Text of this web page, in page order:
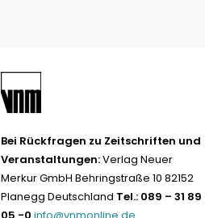
Bei Rückfragen zu Zeitschriften und
Veranstaltungen:Verlag Neuer
Merkur GmbH Behringstraße 10 82152
Planegg Deutschland Tel.: 089 – 31 89